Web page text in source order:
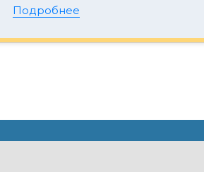
Подробнее